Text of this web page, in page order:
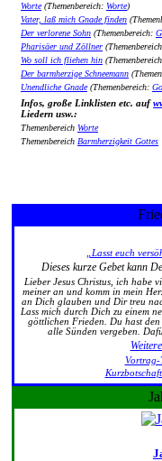
Worte(Themenbereich: Worte)
Vater, laß mich Gnade finden
Der verlorene Sohn (Themenbereich:
Pharisäer und Zöllner
Wo soll ich fliehen hin
Der barmherzige Schneemann
Unendliche Gnade(Themenbereich:
Infos, große Linklisten etc. auf
Liedern usw.:
Themenbereich Worte
Themenbereich Barmherzigkeit Gottes
„Lasst euch
Dieses kurze Gebet kann
Lieber Jesus Christus, ich habe
meiner an und komm in mein
an Dich glauben und Dir treu
Lass mich durch Dich zu einem
göttlichen Frieden. Du hast
alle Sünden vergeben.
Vortrag-